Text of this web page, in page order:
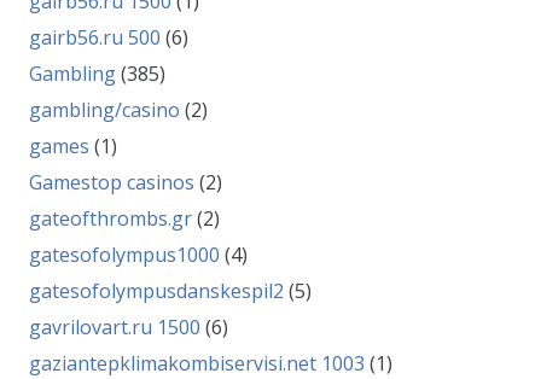
gairb56.ru 500 (6)
Gambling(385)
gambling/casino (2)
games (1)
Gamestop casinos (2)
gateofthrombs.gr(2)
gatesofolympus1000 (4)
gatesofolympusdanskespil2 (5)
gavrilovart.ru 1500 (6)
gaziantepklimakombiservisi.net 1003 (1)